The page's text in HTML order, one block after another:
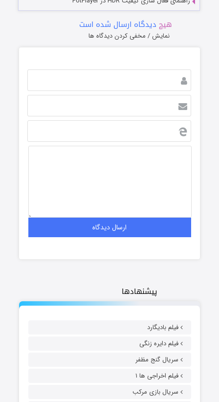
پیشنهادها
فیلم بادیگارد
فیلم دایره زنگی
سریال گنج مظفر
فیلم اخراجی ها ۱
سریال بازی مرکب
هیچ دیدگاه ارسال شده است
نمایش / مخفی کردن دیدگاه ها